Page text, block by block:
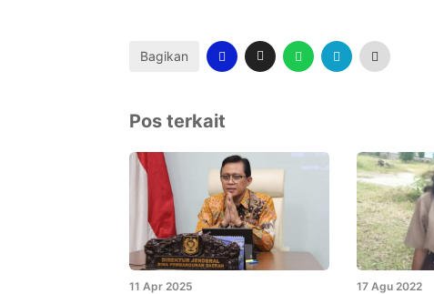
Bagikan
Pos terkait
11 Apr 2025 17 Agu 2022